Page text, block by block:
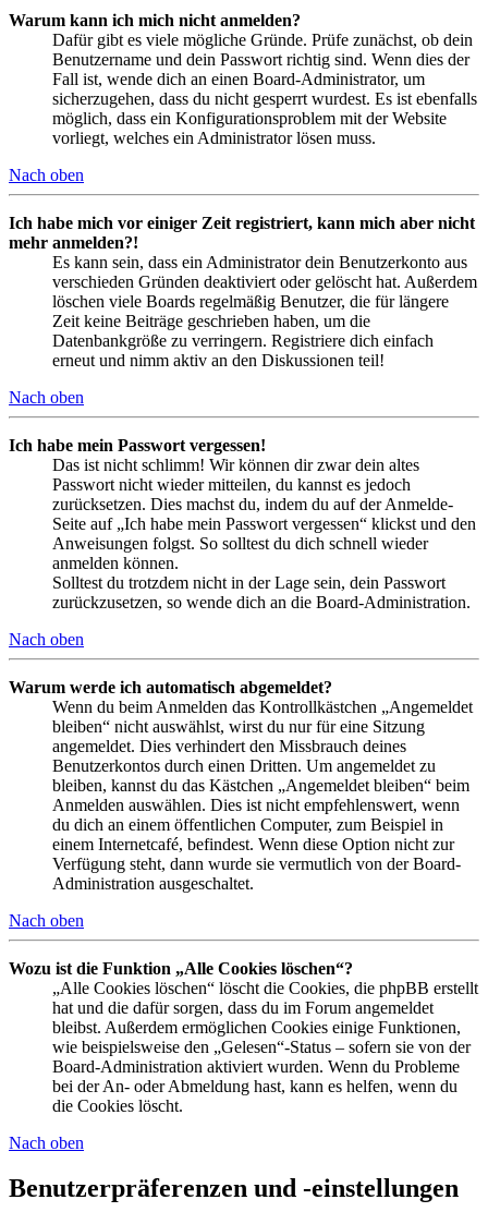
Warum kann ich mich nicht anmelden?
Dafür gibt es viele mögliche Gründe. Prüfe zunächst, ob dein
Benutzername und dein Passwort richtig sind. Wenn dies der
Fall ist, wende dich an einen Board-Administrator, um
sicherzugehen, dass du nicht gesperrt wurdest. Es ist ebenfalls
möglich, dass ein Konfigurationsproblem mit der Website
vorliegt, welches ein Administrator lösen muss.
Nach oben
Ich habe mich vor einiger Zeit registriert, kann mich aber nicht
mehr anmelden?!
Es kann sein, dass ein Administrator dein Benutzerkonto aus
verschieden Gründen deaktiviert oder gelöscht hat. Außerdem
löschen viele Boards regelmäßig Benutzer, die für längere
Zeit keine Beiträge geschrieben haben, um die
Datenbankgröße zu verringern. Registriere dich einfach
erneut und nimm aktiv an den Diskussionen teil!
Nach oben
Ich habe mein Passwort vergessen!
Das ist nicht schlimm! Wir können dir zwar dein altes
Passwort nicht wieder mitteilen, du kannst es jedoch
zurücksetzen. Dies machst du, indem du auf der Anmelde-
Seite auf „Ich habe mein Passwort vergessen“ klickst und den
Anweisungen folgst. So solltest du dich schnell wieder
anmelden können.
Solltest du trotzdem nicht in der Lage sein, dein Passwort
zurückzusetzen, so wende dich an die Board-Administration.
Nach oben
Warum werde ich automatisch abgemeldet?
Wenn du beim Anmelden das Kontrollkästchen „Angemeldet
bleiben“ nicht auswählst, wirst du nur für eine Sitzung
angemeldet. Dies verhindert den Missbrauch deines
Benutzerkontos durch einen Dritten. Um angemeldet zu
bleiben, kannst du das Kästchen „Angemeldet bleiben“ beim
Anmelden auswählen. Dies ist nicht empfehlenswert, wenn
du dich an einem öffentlichen Computer, zum Beispiel in
einem Internetcafé, befindest. Wenn diese Option nicht zur
Verfügung steht, dann wurde sie vermutlich von der Board-
Administration ausgeschaltet.
Nach oben
Wozu ist die Funktion „Alle Cookies löschen“?
„Alle Cookies löschen“ löscht die Cookies, die phpBB erstellt
hat und die dafür sorgen, dass du im Forum angemeldet
bleibst. Außerdem ermöglichen Cookies einige Funktionen,
wie beispielsweise den „Gelesen“-Status – sofern sie von der
Board-Administration aktiviert wurden. Wenn du Probleme
bei der An- oder Abmeldung hast, kann es helfen, wenn du
die Cookies löscht.
Nach oben
Benutzerpräferenzen und -einstellungen